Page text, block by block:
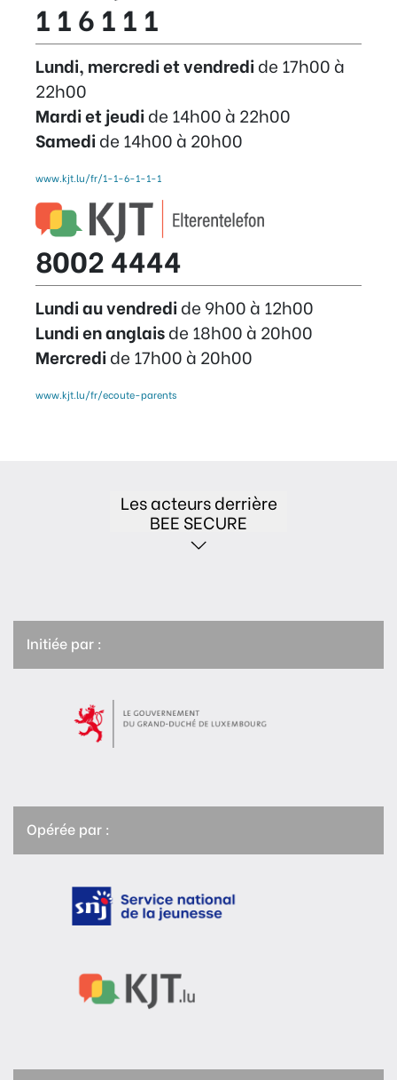
1 1 6 1 1 1
Lundi, mercredi et vendredi de 17h00 à
22h00
Mardi et jeudi de 14h00 à 22h00
Samedi de 14h00 à 20h00
www.kjt.lu/fr/1-1-6-1-1-1
8002 4444
Lundi au vendredi de 9h00 à 12h00
Lundi en anglaisde 18h00 à 20h00
Mercredi de 17h00 à 20h00
www.kjt.lu/fr/ecoute-parents
Les acteurs derrière
BEE SECURE
Initiée par :
Opérée par :